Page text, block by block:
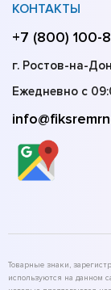
КОНТАКТЫ
+7 (800) 100-
г. Ростов-на-
Ежедневно с
Товарные знаки,
используются на данном